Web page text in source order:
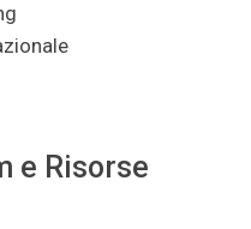
e Risorse